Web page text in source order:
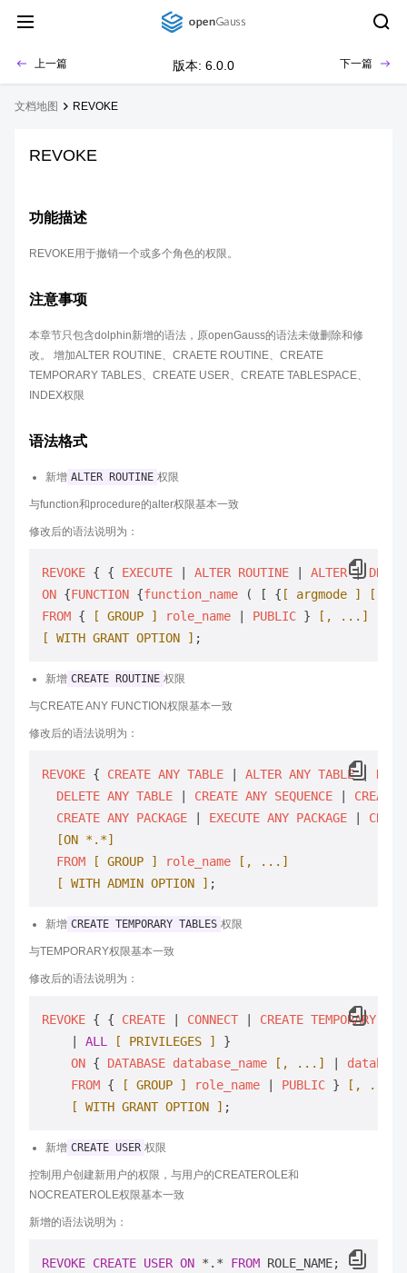
上一篇 版本: 6.0.0 下一篇
文档地图 REVOKE
REVOKE
功能描述
REVOKE用于撤销一个或多个角色的权限。
注意事项
本章节只包含dolphin新增的语法，原openGauss的语法未做删除和修
改。 增加ALTER ROUTINE、CRAETE ROUTINE、CREATE
TEMPORARY TABLES、CREATE USER、CREATE TABLESPACE、
INDEX权限
语法格式
新增 ALTER ROUTINE 权限
与function和procedure的alter权限基本一致
修改后的语法说明为：
REVOKE { { EXECUTE ALTER ROUTINE ALTER | DROP
ON {FUNCTION {function_name ( [ { [ argmode ]
[
FROM { [ GROUP ] role_name PUBLIC }
[, ...]
[ WITH GRANT OPTION ]
新增 CREATE ROUTINE 权限
与CREATE ANY FUNCTION权限基本一致
修改后的语法说明为：
REVOKE { CREATE ANY TABLE ALTER ANY TABLE | DROP
DELETE ANY TABLE CREATE ANY SEQUENCE CREATE
CREATE ANY PACKAGE EXECUTE ANY PACKAGE
[ON *.*]
FROM
[ GROUP ] role_name
[, ...]
[ WITH ADMIN OPTION ]
新增 CREATE TEMPORARY TABLES 权限
与TEMPORARY权限基本一致
修改后的语法说明为：
REVOKE { { CREATE CONNECT CREATE TEMPORARY
ALL [ PRIVILEGES ]
}
ON { DATABASE database_name [, ...]
FROM { [ GROUP ] role_name PUBLIC }
[, ...]
[ WITH GRANT OPTION ]
新增 CREATE USER 权限
控制用户创建新用户的权限，与用户的CREATEROLE和
NOCREATEROLE权限基本一致
新增的语法说明为：
REVOKE CREATE USER ON * . * FROM